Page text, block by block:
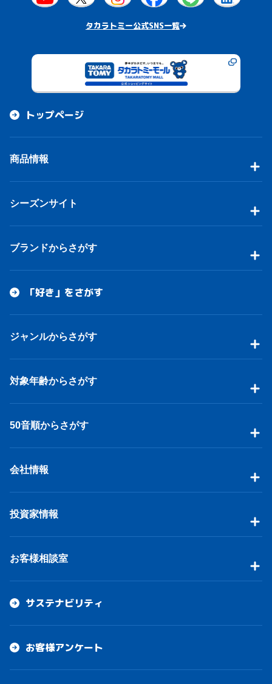
タカラトミー公式SNS一覧
トップページ
商品情報
シーズンサイト
ブランドからさがす
「好き」をさがす
ジャンルからさがす
対象年齢からさがす
50音順からさがす
会社情報
投資家情報
お客様相談室
サステナビリティ
お客様アンケート